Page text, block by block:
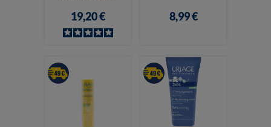
19,20 € 8,99 €